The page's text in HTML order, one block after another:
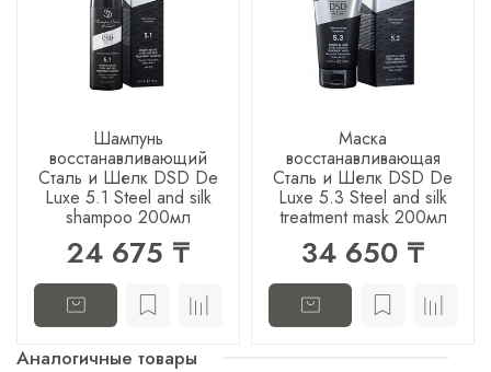
Шампунь
восстанавливающий
Сталь и Шелк DSD De
Luxe 5.1 Steel and silk
shampoo 200мл
24 675 ₸
Маска
восстанавливающая
Сталь и Шелк DSD De
Luxe 5.3 Steel and silk
treatment mask 200мл
34 650 ₸
Аналогичные товары